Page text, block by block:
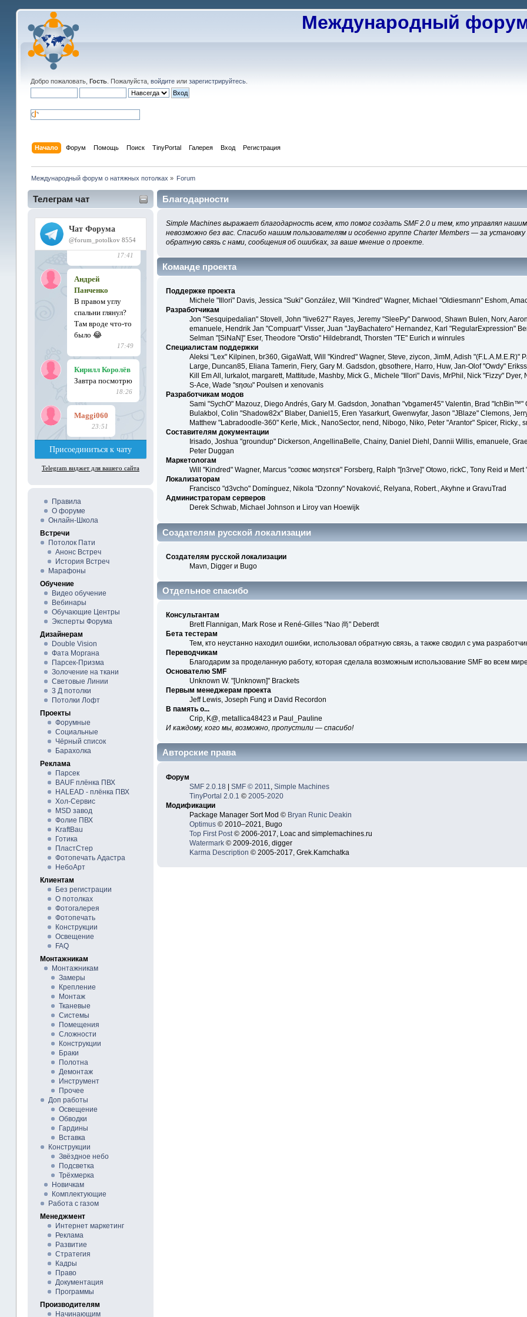
Международный
Добро пожаловать, Гость. Пожалуйста, войдитеили зарегистрируйтесь.
Начало Форум Помощь Поиск TinyPortal Галерея Вход Регистрация
Международный форум о натяжных потолках » Forum
Телеграм чат
Правила
О форуме
Онлайн-Школа
Встречи
Потолок Пати
Анонс Встреч
История Встреч
Марафоны
Обучение
Видео обучение
Вебинары
Обучающие Центры
Эксперты Форума
Дизайнерам
Double Vision
Фата Моргана
Парсек-Призма
Золочение на ткани
Световые Линии
3 Д потолки
Потолки Лофт
Проекты
Форумные
Социальные
Чёрный список
Барахолка
Реклама
Парсек
BAUF плёнка ПВХ
HALEAD - плёнка ПВХ
Хол-Сервис
MSD завод
Фолие ПВХ
KraftBau
Готика
ПластСтер
Фотопечать Адастра
НебоАрт
Клиентам
Без регистрации
О потолках
Фотогалерея
Фотопечать
Конструкции
Освещение
FAQ
Монтажникам
Монтажникам
Замеры
Крепление
Монтаж
Тканевые
Системы
Помещения
Сложности
Конструкции
Браки
Полотна
Демонтаж
Инструмент
Прочее
Доп работы
Освещение
Обводки
Гардины
Вставка
Конструкции
Звёздное небо
Подсветка
Трёхмерка
Новичкам
Комплектующие
Работа с газом
Менеджмент
Интернет маркетинг
Реклама
Развитие
Стратегия
Кадры
Право
Документация
Программы
Производителям
Начинающим
Благодарности
Simple Machines выражает благодарность всем, кто помог создать SMF 2.0 и тем, кто управлял
невозможно без вас. Спасибо нашим пользователям и особенно группе Charter Members — за
обратную связь с нами, сообщения об ошибках, за ваше мнение о проекте.
Команде проекта
Поддержке проекта
Michele "Illori" Davis, Jessica "Suki" González, Will "Kindred" Wagner, Michael "Oldiesmann" Eshom,
Разработчикам
Jon "Sesquipedalian" Stovell, John "live627" Rayes, Jeremy "SleePy" Darwood, Shawn Bulen, Norv,
emanuele, Hendrik Jan "Compuart" Visser, Juan "JayBachatero" Hernandez, Karl "RegularExpression"
Selman "[SiNaN]" Eser, Theodore "Orstio" Hildebrandt, Thorsten "TE" Eurich и winrules
Специалистам поддержки
Aleksi "Lex" Kilpinen, br360, GigaWatt, Will "Kindred" Wagner, Steve, ziycon, JimM, Adish "(F.L.A.M.E.R)"
Large, Duncan85, Eliana Tamerin, Fiery, Gary M. Gadsdon, gbsothere, Harro, Huw, Jan-Olof "Owdy"
Kill Em All, lurkalot, margarett, Mattitude, Mashby, Mick G., Michele "Illori" Davis, MrPhil, Nick "Fizzy"
S-Ace, Wade "sησω" Poulsen и xenovanis
Разработчикам модов
Sami "SychO" Mazouz, Diego Andrés, Gary M. Gadsdon, Jonathan "vbgamer45" Valentin, Brad
Bulakbol, Colin "Shadow82x" Blaber, Daniel15, Eren Yasarkurt, Gwenwyfar, Jason "JBlaze" Clemons,
Matthew "Labradoodle-360" Kerle, Mick., NanoSector, nend, Nibogo, Niko, Peter "Arantor" Spicer, Ricky.,
Составителям документации
Irisado, Joshua "groundup" Dickerson, AngellinaBelle, Chainy, Daniel Diehl, Dannii Willis, emanuele,
Peter Duggan
Маркетологам
Will "Kindred" Wagner, Marcus "cσσкιє мσηѕтєя" Forsberg, Ralph "[n3rve]" Otowo, rickC, Tony Reid и Mert
Локализаторам
Francisco "d3vcho" Domínguez, Nikola "Dzonny" Novaković, Relyana, Robert., Akyhne и GravuTrad
Администраторам серверов
Derek Schwab, Michael Johnson и Liroy van Hoewijk
Создателям русской локализации
Создателям русской локализации
Mavn, Digger и Bugo
Отдельное спасибо
Консультантам
Brett Flannigan, Mark Rose и René-Gilles "Nao 尚" Deberdt
Бета тестерам
Тем, кто неустанно находил ошибки, использовал обратную связь, а также сводил с ума
Переводчикам
Благодарим за проделанную работу, которая сделала возможным использование SMF во всем
Основателю SMF
Unknown W. "[Unknown]" Brackets
Первым менеджерам проекта
Jeff Lewis, Joseph Fung и David Recordon
В память о...
Crip, K@, metallica48423 и Paul_Pauline
И каждому, кого мы, возможно, пропустили — спасибо!
Авторские права
Форум
SMF 2.0.18 | SMF © 2011
Simple Machines
TinyPortal 2.0.1 © 2005-2020
Модификации
Package Manager Sort Mod © Bryan Runic Deakin
Optimus© 2010–2021, Bugo
Top First Post© 2006-2017, Loac and simplemachines.ru
Watermark© 2009-2016, digger
Karma Description © 2005-2017, Grek.Kamchatka